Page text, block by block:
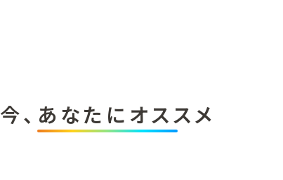
今、あなたにオススメ